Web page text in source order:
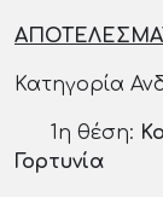
Κατηγορία
1η θέση:
Γορτυνία